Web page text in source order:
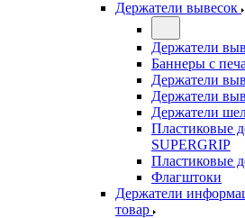
Держатели вывесок
Держатели
Баннеры с
Держатели
Держатели
Держатели
Пластиковые
SUPERGRIP
Пластиковые
Флагштоки
Держатели
товар